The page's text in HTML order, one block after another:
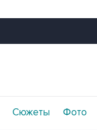
Сюжеты Фото